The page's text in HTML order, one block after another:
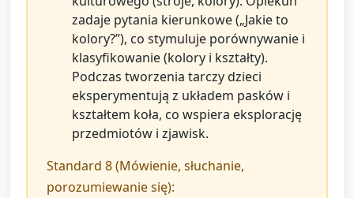
zadaje pytania kierunkowe („Jakie to
kolory?”), co stymuluje porównywanie i
klasyfikowanie (kolory i kształty).
Podczas tworzenia tarczy dzieci
eksperymentują z układem pasków i
kształtem koła, co wspiera eksplorację
przedmiotów i zjawisk.
Standard 8 (Mówienie, słuchanie,
porozumiewanie się):